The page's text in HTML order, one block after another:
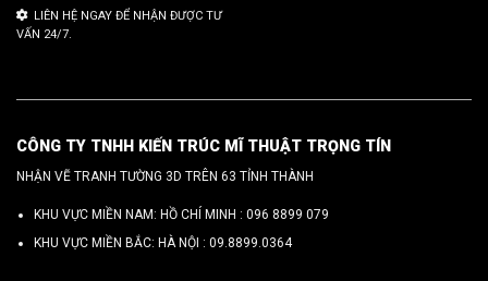
LIÊN HỆ NGAY ĐỂ NHẬN ĐƯỢC TƯ
VẤN 24/7.
CÔNG TY TNHH KIẾN TRÚC MĨ THUẬT TRỌNG TÍN
NHẬN VẼ TRANH TƯỜNG 3D TRÊN 63 TỈNH THÀNH
KHU VỰC MIỀN NAM: HỒ CHÍ MINH : 096 8899 079
KHU VỰC MIỀN BẮC: HÀ NỘI : 09.8899.0364